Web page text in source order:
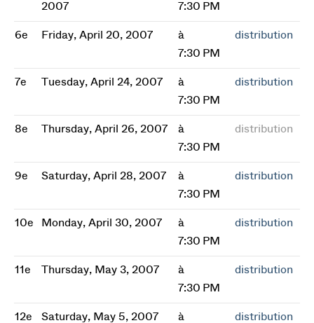
2007
7:30 PM
6e Friday, April 20, 2007
à
7:30 PM
distribution
7e Tuesday, April 24, 2007
à
7:30 PM
distribution
8e Thursday, April 26, 2007
à
7:30 PM
distribution
9e Saturday, April 28, 2007
à
7:30 PM
distribution
10e Monday, April 30, 2007
à
7:30 PM
distribution
11e Thursday, May 3, 2007
à
7:30 PM
distribution
12e Saturday, May 5, 2007
à
distribution